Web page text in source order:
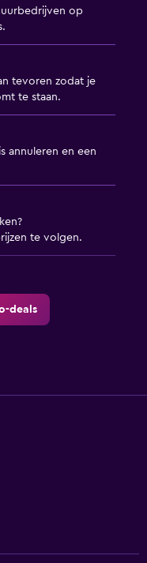
op
tevoren zodat je
te staan.
annuleren en een
te volgen.
deals